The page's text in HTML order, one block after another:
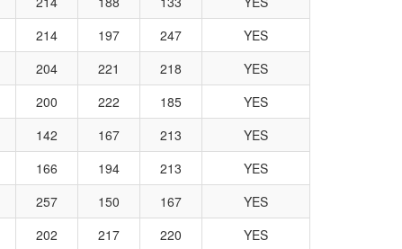
214 197 247
YES
204 221 218
YES
200 222 185
YES
142 167 213
YES
166 194 213
YES
257 150 167
YES
202 217 220
YES